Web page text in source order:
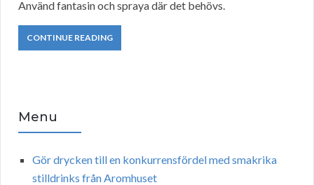
Använd fantasin och spraya där det behövs.
CONTINUE READING
Menu
Gör drycken till en konkurrensfördel med smakrika
stilldrinks från Aromhuset